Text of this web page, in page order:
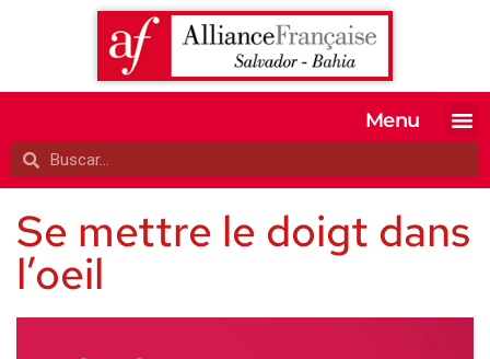
Menu
Se mettre le doigt dans
l’oeil